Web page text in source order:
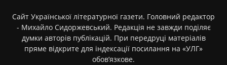
Сайт Української літературної газети. Головний редактор
- Михайло Сидоржевський. Редакція не завжди поділяє
думки авторів публікацій. При передруці матеріалів
пряме відкрите для індексації посилання на «УЛГ»
обов’язкове.